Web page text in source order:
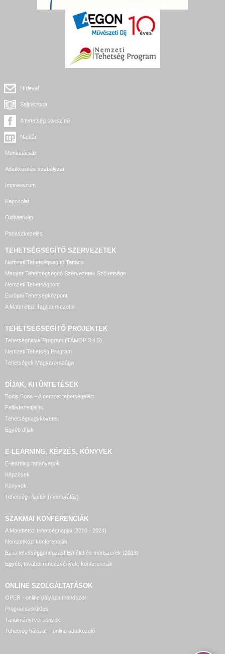
Hírlevél
Sajtószoba
A tehetség sokszínű
Naptár
Munkatársak
Adatkezelési szabályzat
Impresszum
Kapcsolat
Oldaltérkép
Panaszkezelés
TEHETSÉGSEGÍTŐ SZERVEZETEK
Nemzeti Tehetségsegítő Tanács
Magyar Tehetségsegítő Szervezetek Szövetsége
Nemzeti Tehetségpont
Európai Tehetségközpont
A Matehetsz Tagszervezetei
TEHETSÉGSEGÍTŐ PROJEKTEK
Tehetséghidak Program (TÁMOP 3.4.5)
Nemzeti Tehetség Program
Tehetségek Magyarországa
DÍJAK, KITÜNTETÉSEK
Bonis Bona – A nemzet tehetségeiért
Felfedezettjeink
Tehetségnagykövetek
Egyéb díjak
E-LEARNING, KÉPZÉS, KÖNYVEK
E-learning tananyagok
Képzések
Könyvek
Tehetség Piactér (mentorálás)
SZAKMAI KONFERENCIÁK
A Matehetsz tehetségnapjai (2010 - 2024)
Nemzetközi konferenciák
Ez is tehetséggondozás! Elmélet és módszerek (2013)
Egyéb, további rendezvények, konferenciák
ONLINE SZOLGÁLTATÁSOK
OPER - online pályázati rendszer
Programbeküldés
Tanulmányi versenyek
Tehetség hálózat – online adatkezelő